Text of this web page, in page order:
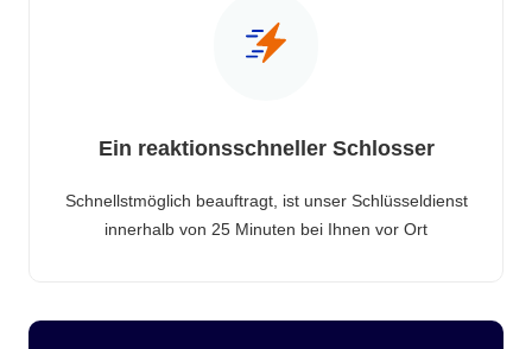
Ein reaktionsschneller Schlosser
Schnellstmöglich beauftragt, ist unser Schlüsseldienst
innerhalb von 25 Minuten bei Ihnen vor Ort